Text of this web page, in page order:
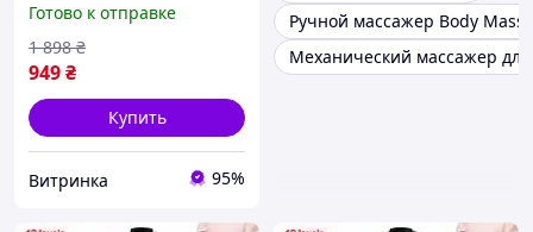
металлическими
шариками для тела и
коррекции фигуры
эффект лимфодренажный
баночн
Готово к отправке
949₴
1 898 ₴
Купить
Витринка 95%
Ручной массажер Body
Механический массажер для